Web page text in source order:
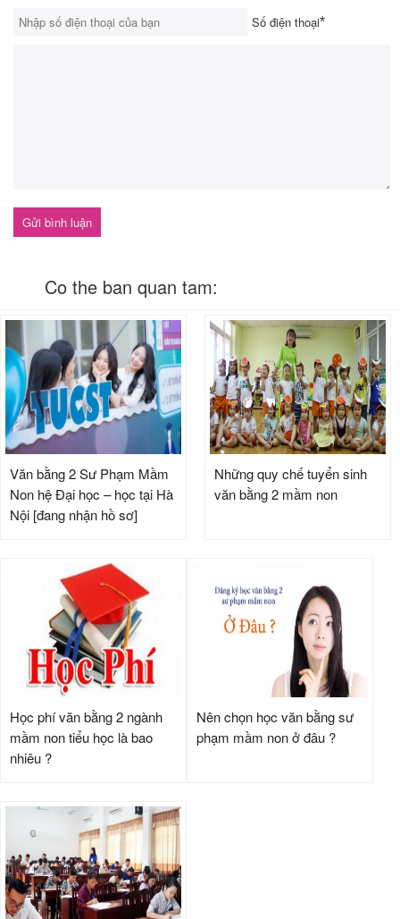
Số điện thoại*
Co the ban quan tam:
Văn bằng 2 Sư Phạm Mầm
Non hệ Đại học – học tại Hà
Nội [đang nhận hồ sơ]
Những quy chế tuyển sinh
văn bằng 2 mầm non
Học phí văn bằng 2 ngành
mầm non tiểu học là bao
nhiêu ?
Nên chọn học văn bằng sư
phạm mầm non ở đâu ?